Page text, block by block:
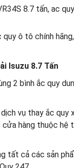
8.7 tấn, ac
ô tô chính
Isuzu 8.7 Tấn
2 bình ắc quy
vụ thay ắc quy
hàng thuộc hệ
tất cả các sản